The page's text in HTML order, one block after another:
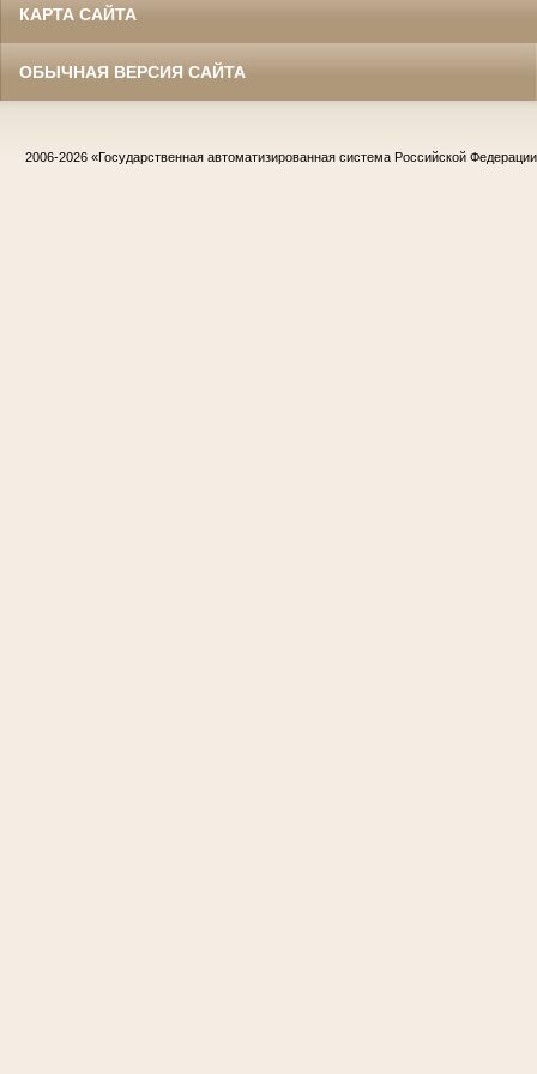
КАРТА САЙТА
ОБЫЧНАЯ ВЕРСИЯ САЙТА
2006-2026 «Государственная автоматизированная система Российской